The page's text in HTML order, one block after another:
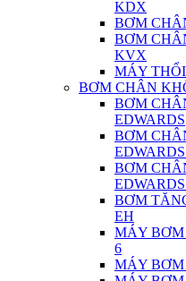
KDX
BƠM
BƠM
KVX
MÁY
BƠM CHÂN
BƠM
EDWARDS
BƠM
EDWARDS
BƠM
BƠM
EH
MÁY BƠM
6
MÁY BƠM